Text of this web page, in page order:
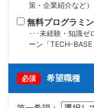
策・企業紹介など）
無料プログラミ
･･･未経験・知識ゼ
ーン「TECH-
必須 希望職種